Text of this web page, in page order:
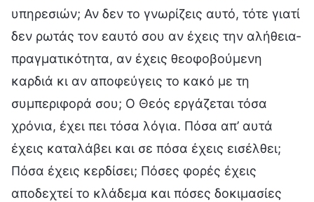
υπηρεσιών; Αν δεν το γνωρίζεις αυτό, τότε γιατί
δεν ρωτάς τον εαυτό σου αν έχεις την αλήθεια-
πραγματικότητα, αν έχεις θεοφοβούμενη
καρδιά κι αν αποφεύγεις το κακό με τη
συμπεριφορά σου; Ο Θεός εργάζεται τόσα
χρόνια, έχει πει τόσα λόγια. Πόσα απ’ αυτά
έχεις καταλάβει και σε πόσα έχεις εισέλθει;
Πόσα έχεις κερδίσει; Πόσες φορές έχεις
αποδεχτεί το κλάδεμα και πόσες δοκιμασίες